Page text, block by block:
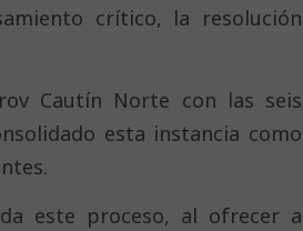
crítico, la resolución
Cautín Norte con las seis
esta instancia como
este proceso, al ofrecer a